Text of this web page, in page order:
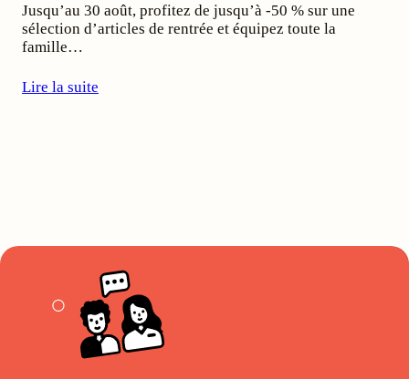
Jusqu’au 30 août, profitez de jusqu’à -50 % sur une
sélection d’articles de rentrée et équipez toute la
famille…
Lire la suite